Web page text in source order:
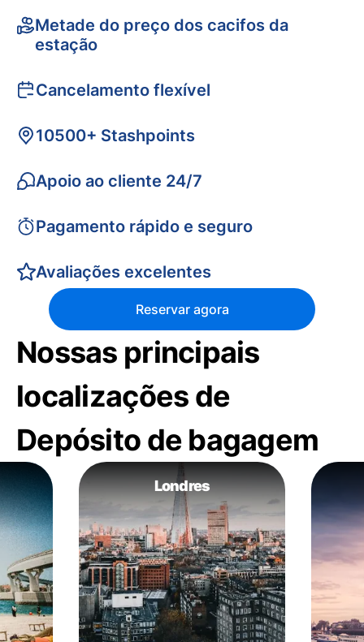
Metade do preço dos cacifos da
estação
Cancelamento flexível
10500+ Stashpoints
Apoio ao cliente 24/7
Pagamento rápido e seguro
Avaliações excelentes
Reservar agora
Nossas principais
localizações de
Depósito de bagagem
Londres